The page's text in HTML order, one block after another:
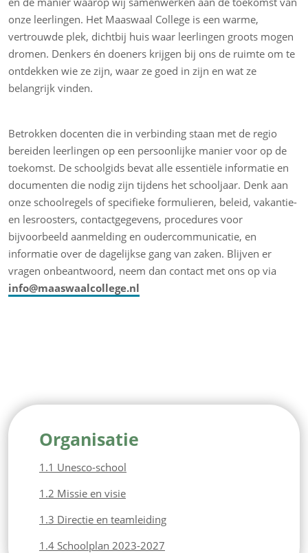
onze leerlingen. Het Maaswaal College is een warme,
vertrouwde plek, dichtbij huis waar leerlingen groots mogen
dromen. Denkers én doeners krijgen bij ons de ruimte om te
ontdekken wie ze zijn, waar ze goed in zijn en wat ze
belangrijk vinden.
Betrokken docenten die in verbinding staan met de regio
bereiden leerlingen op een persoonlijke manier voor op de
toekomst. De schoolgids bevat alle essentiële informatie en
documenten die nodig zijn tijdens het schooljaar. Denk aan
onze schoolregels of specifieke formulieren, beleid, vakantie-
en lesroosters, contactgegevens, procedures voor
bijvoorbeeld aanmelding en oudercommunicatie, en
informatie over de dagelijkse gang van zaken. Blijven er
vragen onbeantwoord, neem dan contact met ons op via
info@maaswaalcollege.nl
Organisatie
1.1 Unesco-school
1.2 Missie en visie
1.3 Directie en teamleiding
1.4 Schoolplan 2023-2027